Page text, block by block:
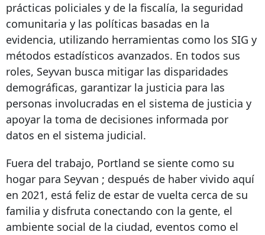
prácticas policiales y de la fiscalía, la seguridad
comunitaria y las políticas basadas en la
evidencia, utilizando herramientas como los SIG y
métodos estadísticos avanzados. En todos sus
roles, Seyvan busca mitigar las disparidades
demográficas, garantizar la justicia para las
personas involucradas en el sistema de justicia y
apoyar la toma de decisiones informada por
datos en el sistema judicial.
Fuera del trabajo, Portland se siente como su
hogar para Seyvan ; después de haber vivido aquí
en 2021, está feliz de estar de vuelta cerca de su
familia y disfruta conectando con la gente, el
ambiente social de la ciudad, eventos como el